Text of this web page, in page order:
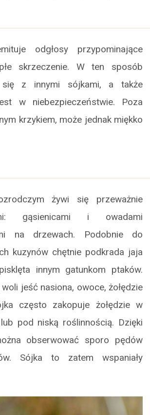
odgłosy przypominające
skrzeczenie. W ten sposób
się z innymi sójkami, a także
w niebezpieczeństwie. Poza
krzykiem, może jednak miękko
żywi się przeważnie
gąsienicami i owadami
na drzewach. Podobnie do
kuzynów chętnie podkrada jaja
innym gatunkom ptaków.
jeść nasiona, owoce, żołędzie
często zakopuje żołędzie w
pod niską roślinnością. Dzięki
obserwować sporo pędów
Sójka to zatem wspaniały